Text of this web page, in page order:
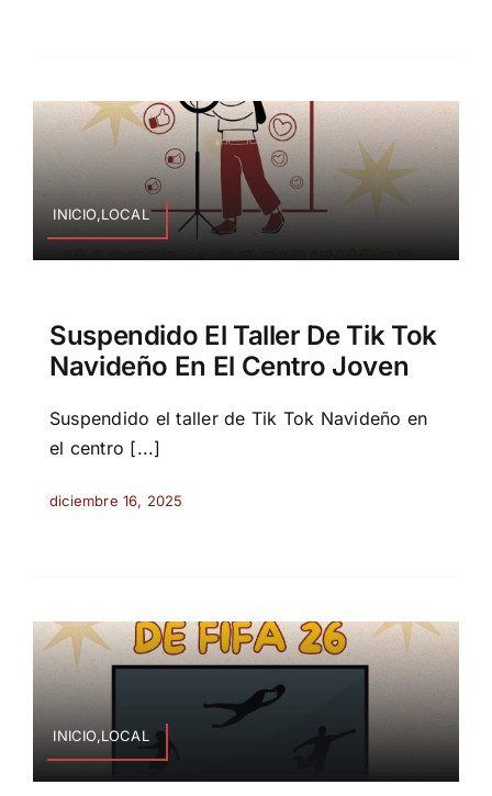
INICIO,LOCAL
Suspendido El Taller De Tik Tok
Navideño En El Centro Joven
Suspendido el taller de Tik Tok Navideño en
el centro [...]
diciembre 16, 2025
INICIO,LOCAL